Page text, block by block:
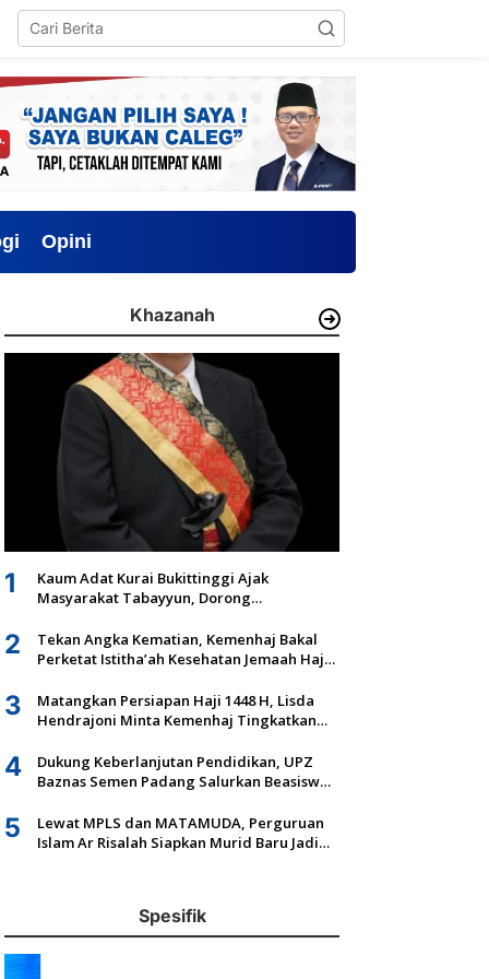
Opini
Khazanah
1
Kaum Adat Kurai Bukittinggi Ajak
Masyarakat Tabayyun, Dorong
Ulayat
2
Tekan Angka Kematian, Kemenhaj Bakal
Perketat Istitha’ah Kesehatan Jemaah Haji
3
Matangkan Persiapan Haji 1448 H, Lisda
Hendrajoni Minta Kemenhaj Tingkatkan
4
Dukung Keberlanjutan Pendidikan, UPZ
Baznas Semen Padang Salurkan Beasiswa
5
Lewat MPLS dan MATAMUDA, Perguruan
Islam Ar Risalah Siapkan Murid Baru Jadi
Spesifik